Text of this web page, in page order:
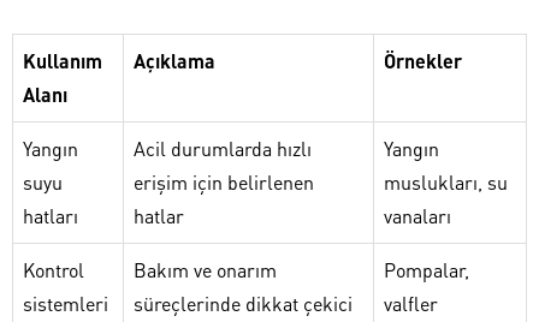
Kullanım
Alanı
Açıklama Örnekler
Yangın
suyu
hatları
Acil durumlarda hızlı
erişim için belirlenen
hatlar
Yangın
muslukları, su
vanaları
Kontrol
sistemleri
Bakım ve onarım
süreçlerinde dikkat çekici
Pompalar,
valfler